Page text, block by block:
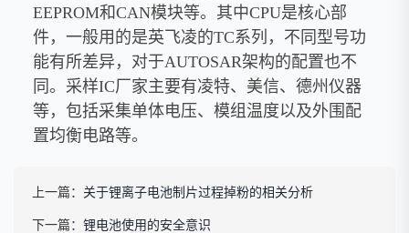
EEPROM和CAN模块等。其中CPU是核心部
件，一般用的是英飞凌的TC系列，不同型号功
能有所差异，对于AUTOSAR架构的配置也不
同。采样IC厂家主要有凌特、美信、德州仪器
等，包括采集单体电压、模组温度以及外围配
置均衡电路等。
上一篇： 关于锂离子电池制片过程掉粉的相关分析
下一篇： 锂电池使用的安全意识